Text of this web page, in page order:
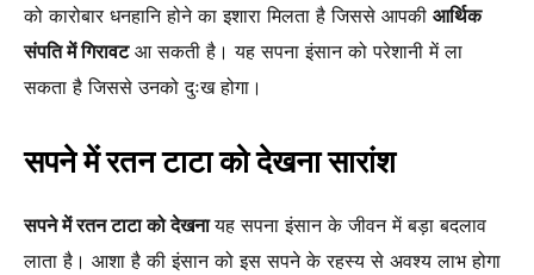
को कारोबार धनहानि होने का इशारा मिलता है जिससे आपकी आर्थिक
संपति में गिरावटआ सकती है। यह सपना इंसान को परेशानी में ला
सकता है जिससे उनको दुःख होगा।
सपने में रतन टाटा को देखना सारांश
सपने में रतन टाटा को देखनायह सपना इंसान के जीवन में बड़ा बदलाव
लाता है। आशा है की इंसान को इस सपने के रहस्य से अवश्य लाभ होगा